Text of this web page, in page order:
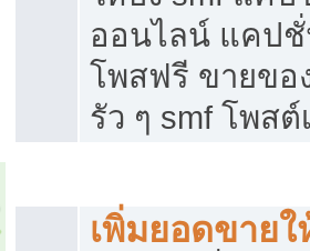
ออนไลน์ แคป
โพสฟรี ขายขอ
รัว ๆ smf โพส
เพิ่มยอดขายใ